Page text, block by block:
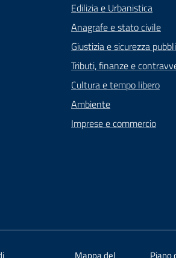
Edilizia e Urbanistica
Anagrafe e stato civile
Giustizia e sicurezza
Tributi, finanze e
Cultura e tempo libero
Ambiente
Imprese e commercio